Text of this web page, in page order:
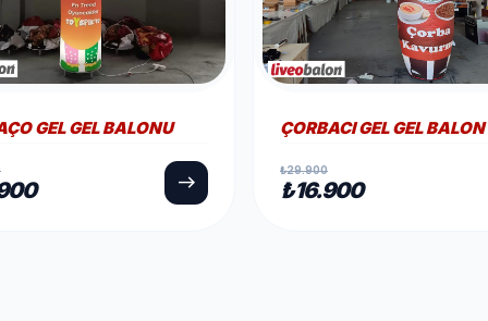
GEL GEL BALON
east
DÖNER PIDE GEL GEL
₺29.900
₺16.900